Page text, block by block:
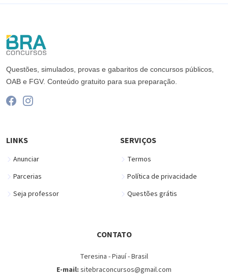
Questões, simulados, provas e gabaritos de concursos públicos,
OAB e FGV. Conteúdo gratuito para sua preparação.
LINKS
Anunciar
Parcerias
Seja professor
SERVIÇOS
Termos
Política de privacidade
Questões grátis
CONTATO
Teresina - Piauí - Brasil
E-mail: sitebraconcursos@gmail.com